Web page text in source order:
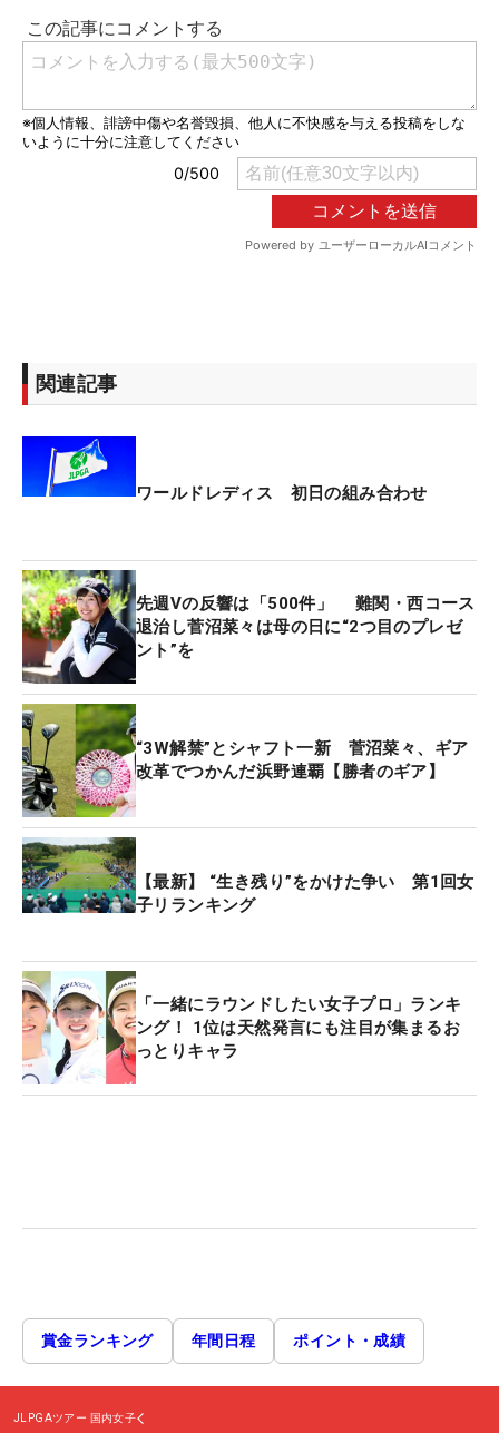
関連記事
ワールドレディス 初日の組み合わせ
先週Vの反響は「500件」 難関・西コース
退治し菅沼菜々は母の日に“2つ目のプレゼ
ント”を
“3W解禁”とシャフト一新 菅沼菜々、ギア
改革でつかんだ浜野連覇【勝者のギア】
【最新】 “生き残り”をかけた争い 第1回女
子リランキング
「一緒にラウンドしたい女子プロ」ランキ
ング！ 1位は天然発言にも注目が集まるお
っとりキャラ
賞金ランキング 年間日程 ポイント・成績
JLPGAツアー 国内女子